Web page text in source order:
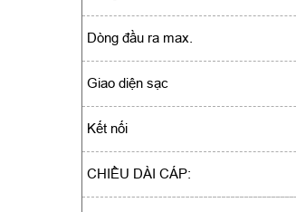
Dòng đầu ra max.
Giao diện sạc
Kết nối
CHIỀU DÀI CÁP: